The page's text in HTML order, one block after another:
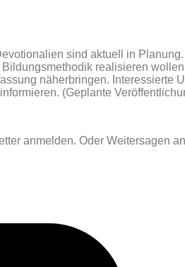
sind aktuell in
realisieren
näherbringen.
(Geplante
anmelden. Oder Weitersagen